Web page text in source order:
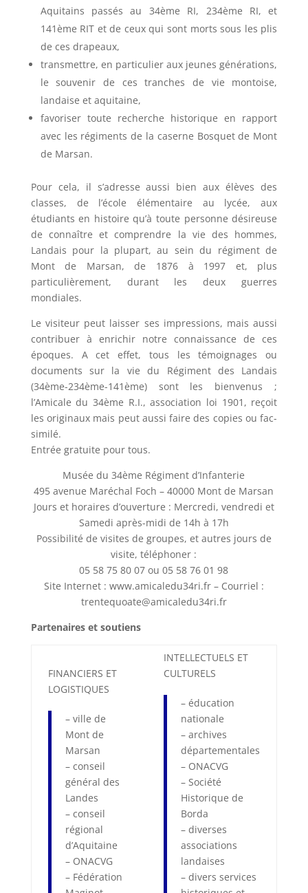
Aquitains passés au 34ème RI, 234ème RI, et
141ème RIT et de ceux qui sont morts sous les plis
de ces drapeaux,
transmettre, en particulier aux jeunes générations,
le souvenir de ces tranches de vie montoise,
landaise et aquitaine,
favoriser toute recherche historique en rapport
avec les régiments de la caserne Bosquet de Mont
de Marsan.
Pour cela, il s’adresse aussi bien aux élèves des
classes, de l’école élémentaire au lycée, aux
étudiants en histoire qu’à toute personne désireuse
de connaître et comprendre la vie des hommes,
Landais pour la plupart, au sein du régiment de
Mont de Marsan, de 1876 à 1997 et, plus
particulièrement, durant les deux guerres
mondiales.
Le visiteur peut laisser ses impressions, mais aussi
contribuer à enrichir notre connaissance de ces
époques. A cet effet, tous les témoignages ou
documents sur la vie du Régiment des Landais
(34ème-234ème-141ème) sont les bienvenus ;
l’Amicale du 34ème R.I., association loi 1901, reçoit
les originaux mais peut aussi faire des copies ou fac-
similé.
Entrée gratuite pour tous.
Musée du 34ème Régiment d’Infanterie
495 avenue Maréchal Foch – 40000 Mont de Marsan
Jours et horaires d’ouverture : Mercredi, vendredi et
Samedi après-midi de 14h à 17h
Possibilité de visites de groupes, et autres jours de
visite, téléphoner :
05 58 75 80 07 ou 05 58 76 01 98
Site Internet : www.amicaledu34ri.fr – Courriel :
trentequoate@amicaledu34ri.fr
Partenaires et soutiens
FINANCIERS ET
LOGISTIQUES
– ville de
Mont de
Marsan
– conseil
général des
Landes
– conseil
régional
d’Aquitaine
– ONACVG
– Fédération
INTELLECTUELS ET
CULTURELS
– éducation
nationale
– archives
départementales
– ONACVG
– Société
Historique de
Borda
– diverses
associations
landaises
– divers services